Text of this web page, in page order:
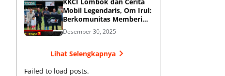
Mobil Legendaris, Om Irul:
Berkomunitas Memberi
Manfaat dan Membangun
Imej Positif
Desember 30, 2025
Lihat Selengkapnya
Failed to load posts.